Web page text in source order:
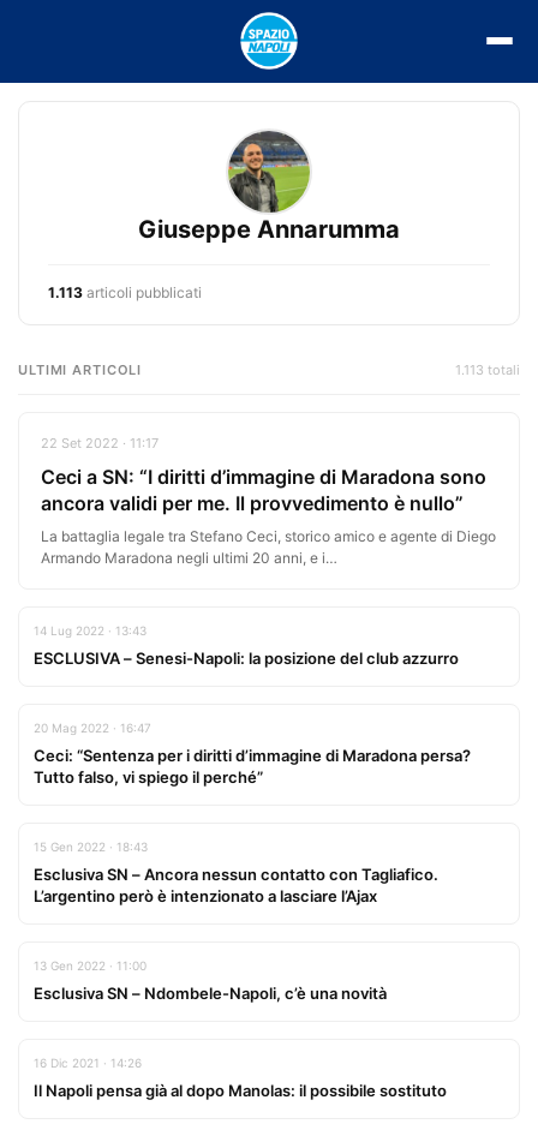
Giuseppe Annarumma
1.113 articoli pubblicati
ULTIMI ARTICOLI 1.113 totali
22 Set 2022 · 11:17
Ceci a SN: “I diritti d’immagine di Maradona sono
ancora validi per me. Il provvedimento è nullo”
La battaglia legale tra Stefano Ceci, storico amico e agente di Diego
Armando Maradona negli ultimi 20 anni, e i…
14 Lug 2022 · 13:43
ESCLUSIVA – Senesi-Napoli: la posizione del club azzurro
20 Mag 2022 · 16:47
Ceci: “Sentenza per i diritti d’immagine di Maradona persa?
Tutto falso, vi spiego il perché”
15 Gen 2022 · 18:43
Esclusiva SN – Ancora nessun contatto con Tagliafico.
L’argentino però è intenzionato a lasciare l’Ajax
13 Gen 2022 · 11:00
Esclusiva SN – Ndombele-Napoli, c’è una novità
16 Dic 2021 · 14:26
Il Napoli pensa già al dopo Manolas: il possibile sostituto